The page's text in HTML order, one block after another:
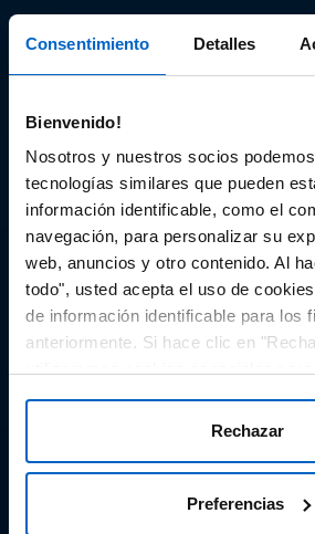
Consentimiento Detalles
Bienvenido!
Nosotros y nuestros socios
tecnologías similares que pueden
información identificable, como el
navegación, para personalizar su
web, anuncios y otro contenido. Al
todo", usted acepta el uso de
de información identificable para los
anteriormente. Si hace clic en
del sitio web y no para optimizarlo ni
cualquier momento, puede ver,
Cookies" en el pie de página de cada
Preferencias
Rechazar
Audiovisual
Espacio de Información Médica
POLÍTICA DE PRIVACIDAD
Este sitio web está orientado a
España.
SC-ES-CP-00099, SC-ES-CP-00101, SC-
ES-CP-00064, SC-ES-CP-00007, SC-ES-CP-
AMG145-00544
Fecha de actualización AGOSTO 2026